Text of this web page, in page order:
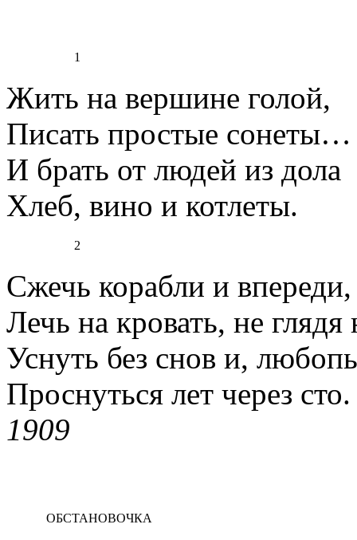
1
Жить на вершине голой,
Писать простые сонеты…
И брать от людей из дола
Хлеб, вино и котлеты.
2
Сжечь корабли и
Лечь на кровать, не глядя
Уснуть без снов и,
Проснуться лет через сто.
1909
ОБСТАНОВОЧКА